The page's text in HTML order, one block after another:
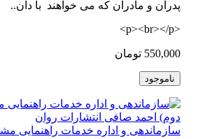
پدران و مادران که می خواهند با دان..
<p><br></p>
550,000 تومان
ناموجود
سازماندهی و اداره خدمات راهنمایی